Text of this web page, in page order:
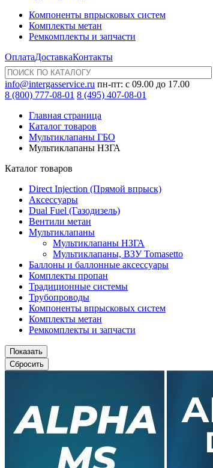
Компоненты впрысковых систем
Комплекты метан
Ремкомплекты и запчасти
ОплатаДоставкаКонтакты
info@intergasservice.ru пн-пт: с 09.00 до 17.00
8 (800) 777-08-01 8 (495) 407-08-01
Главная страница
Каталог товаров
Мультиклапаны ГБО
Мультиклапаны НЗГА
Каталог товаров
Direct Injection (Прямой впрыск)
Аксессуары
Dual Fuel (Газодизель)
Вентили метан
Мультиклапаны
Мультиклапаны НЗГА
Мультиклапаны, ВЗУ Tomasetto
Баллоны и баллонные аксессуары
Комплекты пропан
Традиционные системы
Трубопроводы
Компоненты впрысковых систем
Комплекты метан
Ремкомплекты и запчасти